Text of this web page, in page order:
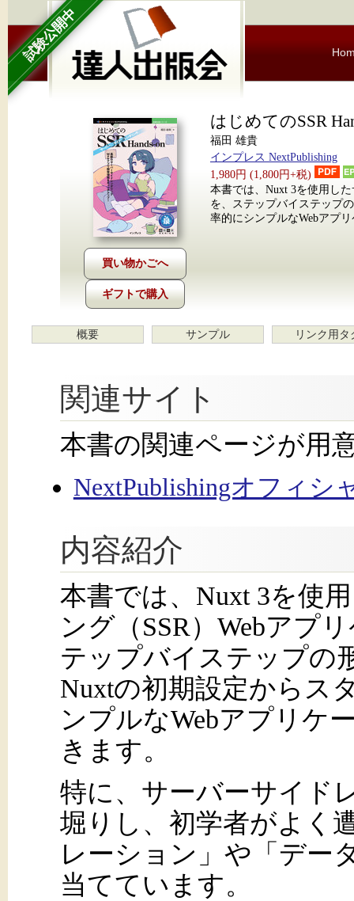
試験公開中
ギフトで購入
はじめてのSSR
福田 雄貴
インプレス NextPublishing
1,980円 (1,800円+税)
本書では、Nuxt 3を使用し
を、ステップバイステップ
率的にシンプルなWebアプ
概要 サンプル リンク用タ
関連サイト
本書の関連ページが用
NextPublishingオフィシ
内容紹介
本書では、Nuxt 3を使
ング（SSR）Webアプ
テップバイステップの
Nuxtの初期設定からス
ンプルなWebアプリケ
きます。
特に、サーバーサイド
堀りし、初学者がよく
レーション」や「デー
当てています。